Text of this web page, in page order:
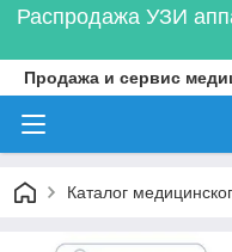
Распродажа УЗИ
Продажа и сервис
Каталог